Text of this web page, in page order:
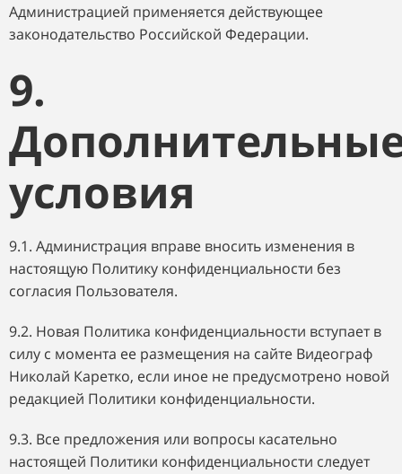
Администрацией применяется действующее
законодательство Российской Федерации.
9.
условия
9.1. Администрация вправе вносить изменения в
настоящую Политику конфиденциальности без
согласия Пользователя.
9.2. Новая Политика конфиденциальности вступает в
силу с момента ее размещения на сайте Видеограф
Николай Каретко, если иное не предусмотрено новой
редакцией Политики конфиденциальности.
9.3. Все предложения или вопросы касательно
настоящей Политики конфиденциальности следует